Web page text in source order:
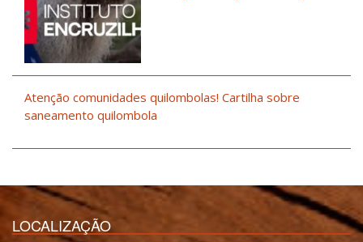
Atenção comunidades quilombolas! Cartilha sobre
saneamento quilombola
LOCALIZAÇÃO